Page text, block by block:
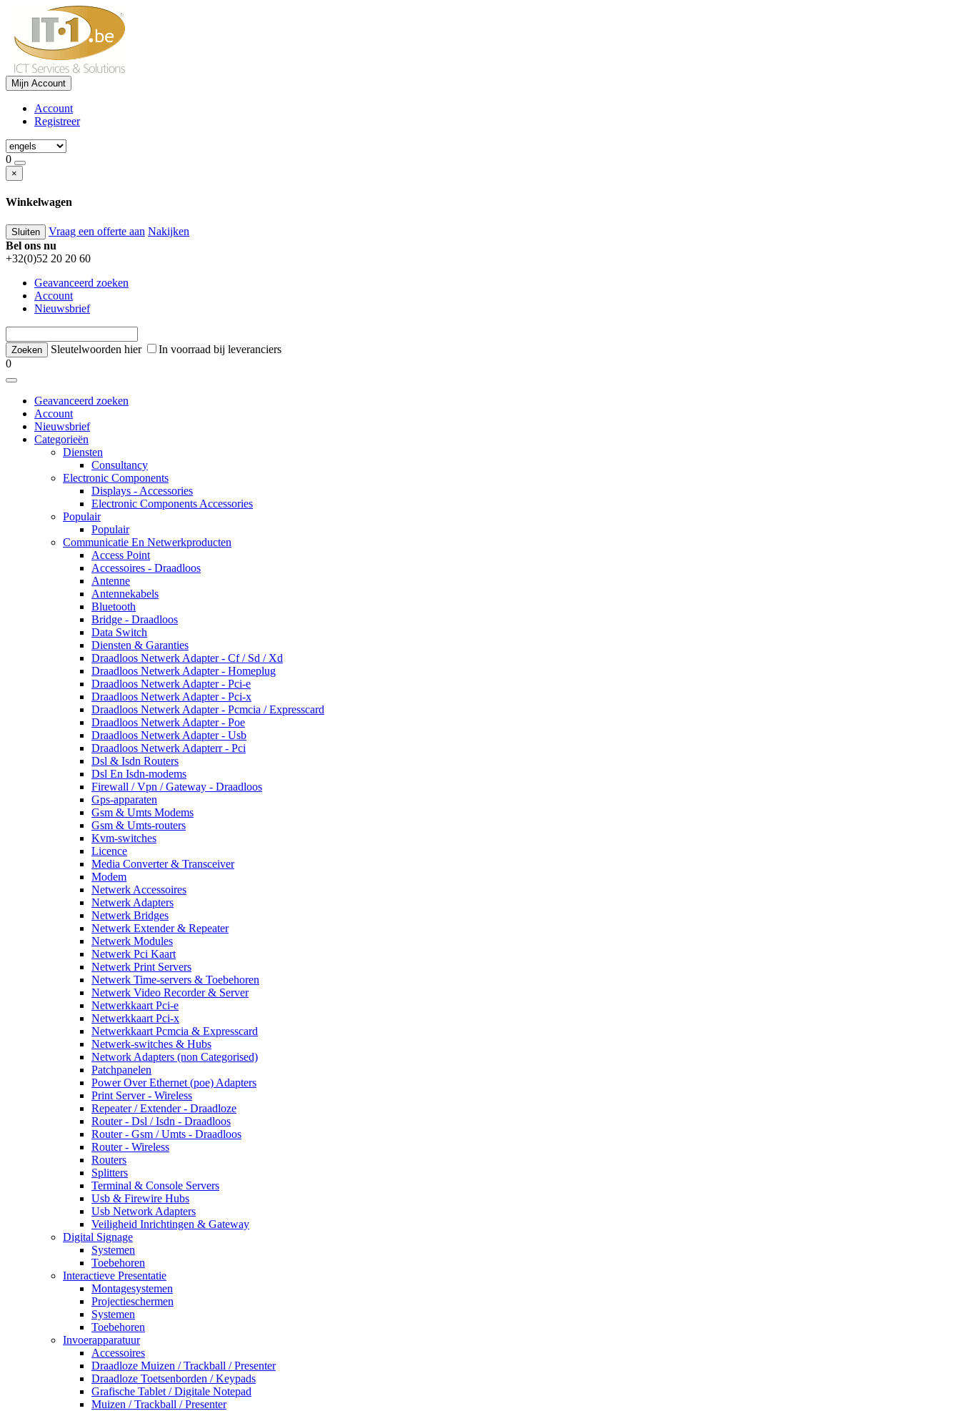
Mijn Account
Account
Registreer
0
×
Winkelwagen
Sluiten Vraag een offerte aan Nakijken
Bel ons nu
+32(0)52 20 20 60
Geavanceerd zoeken
Account
Nieuwsbrief
Sleutelwoorden hier
In voorraad bij leveranciers
0
Geavanceerd zoeken
Account
Nieuwsbrief
Categorieën
Diensten
Consultancy
Electronic Components
Displays - Accessories
Electronic Components Accessories
Populair
Populair
Communicatie En Netwerkproducten
Access Point
Accessoires - Draadloos
Antenne
Antennekabels
Bluetooth
Bridge - Draadloos
Data Switch
Diensten & Garanties
Draadloos Netwerk Adapter - Cf / Sd / Xd
Draadloos Netwerk Adapter - Homeplug
Draadloos Netwerk Adapter - Pci-e
Draadloos Netwerk Adapter - Pci-x
Draadloos Netwerk Adapter - Pcmcia / Expresscard
Draadloos Netwerk Adapter - Poe
Draadloos Netwerk Adapter - Usb
Draadloos Netwerk Adapterr - Pci
Dsl & Isdn Routers
Dsl En Isdn-modems
Firewall / Vpn / Gateway - Draadloos
Gps-apparaten
Gsm & Umts Modems
Gsm & Umts-routers
Kvm-switches
Licence
Media Converter & Transceiver
Modem
Netwerk Accessoires
Netwerk Adapters
Netwerk Bridges
Netwerk Extender & Repeater
Netwerk Modules
Netwerk Pci Kaart
Netwerk Print Servers
Netwerk Time-servers & Toebehoren
Netwerk Video Recorder & Server
Netwerkkaart Pci-e
Netwerkkaart Pci-x
Netwerkkaart Pcmcia & Expresscard
Netwerk-switches & Hubs
Network Adapters (non Categorised)
Patchpanelen
Power Over Ethernet (poe) Adapters
Print Server - Wireless
Repeater / Extender - Draadloze
Router - Dsl / Isdn - Draadloos
Router - Gsm / Umts - Draadloos
Router - Wireless
Routers
Splitters
Terminal & Console Servers
Usb & Firewire Hubs
Usb Network Adapters
Veiligheid Inrichtingen & Gateway
Digital Signage
Systemen
Toebehoren
Interactieve Presentatie
Montagesystemen
Projectieschermen
Systemen
Toebehoren
Invoerapparatuur
Accessoires
Draadloze Muizen / Trackball / Presenter
Draadloze Toetsenborden / Keypads
Grafische Tablet / Digitale Notepad
Muizen / Trackball / Presenter